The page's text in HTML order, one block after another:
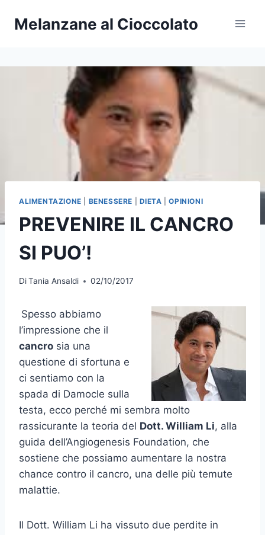
Melanzane al Cioccolato
ALIMENTAZIONE BENESSERE DIETA |OPINIONI
PREVENIRE IL CANCRO
SI PUO’!
DiTania Ansaldi 02/10/2017
Spesso abbiamo
l’impressione che il
cancro sia una
questione di sfortuna e
ci sentiamo con la
spada di Damocle sulla
testa, ecco perché mi sembra molto
rassicurante la teoria del Dott. William Li, alla
guida dell’Angiogenesis Foundation, che
sostiene che possiamo aumentare la nostra
chance contro il cancro, una delle più temute
malattie.
Il Dott. William Li ha vissuto due perdite in